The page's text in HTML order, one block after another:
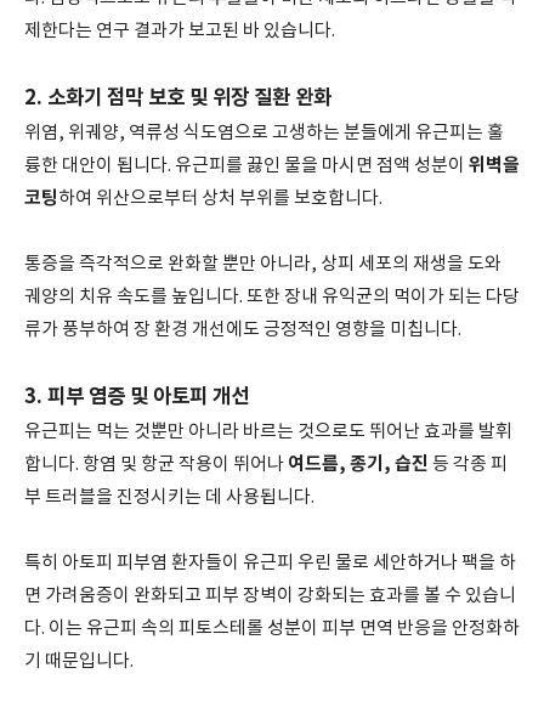
제한다는 연구 결과가 보고된 바 있습니다.
2. 소화기 점막 보호 및 위장 질환 완화
위염, 위궤양, 역류성 식도염으로 고생하는 분들에게 유근피는 훌
륭한 대안이 됩니다. 유근피를 끓인 물을 마시면 점액 성분이 위벽을
코팅하여 위산으로부터 상처 부위를 보호합니다.
통증을 즉각적으로 완화할 뿐만 아니라, 상피 세포의 재생을 도와
궤양의 치유 속도를 높입니다. 또한 장내 유익균의 먹이가 되는 다당
류가 풍부하여 장 환경 개선에도 긍정적인 영향을 미칩니다.
3. 피부 염증 및 아토피 개선
유근피는 먹는 것뿐만 아니라 바르는 것으로도 뛰어난 효과를 발휘
합니다. 항염 및 항균 작용이 뛰어나 여드름, 종기, 습진 등 각종 피
부 트러블을 진정시키는 데 사용됩니다.
특히 아토피 피부염 환자들이 유근피 우린 물로 세안하거나 팩을 하
면 가려움증이 완화되고 피부 장벽이 강화되는 효과를 볼 수 있습니
다. 이는 유근피 속의 피토스테롤 성분이 피부 면역 반응을 안정화하
기 때문입니다.